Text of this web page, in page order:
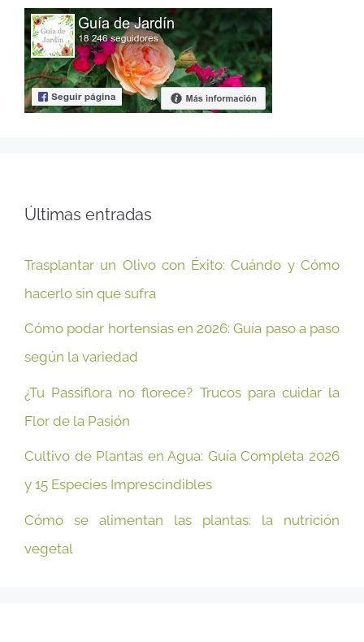
Últimas entradas
Trasplantar un Olivo con Éxito: Cuándo y Cómo
hacerlo sin que sufra
Cómo podar hortensias en 2026: Guía paso a paso
según la variedad
¿Tu Passiflora no florece? Trucos para cuidar la
Flor de la Pasión
Cultivo de Plantas en Agua: Guía Completa 2026
y 15 Especies Imprescindibles
Cómo se alimentan las plantas: la nutrición
vegetal